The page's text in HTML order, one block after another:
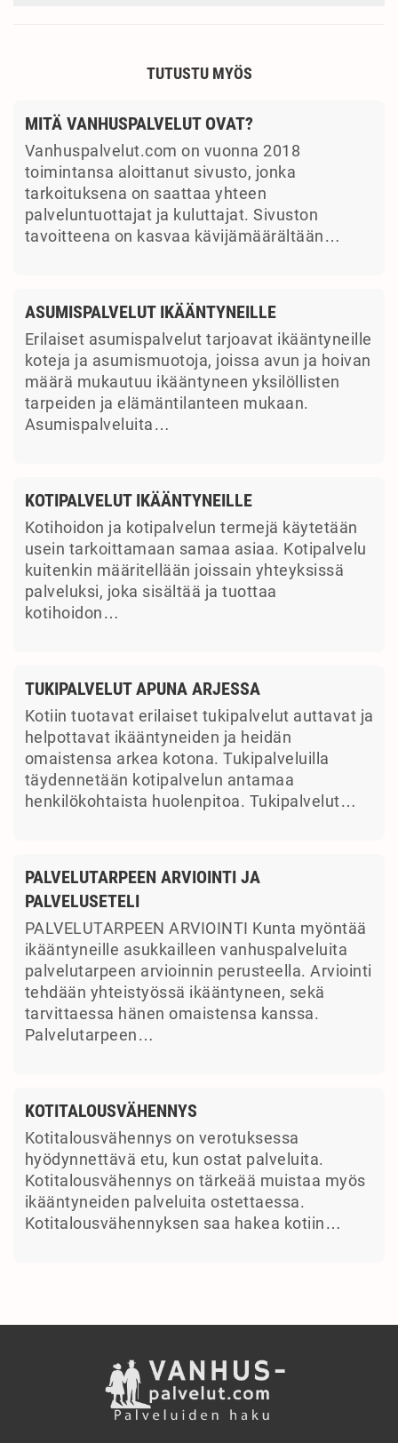
TUTUSTU MYÖS
MITÄ VANHUSPALVELUT OVAT?
Vanhuspalvelut.com on vuonna 2018
toimintansa aloittanut sivusto, jonka
tarkoituksena on saattaa yhteen
palveluntuottajat ja kuluttajat. Sivuston
tavoitteena on kasvaa kävijämäärältään…
ASUMISPALVELUT IKÄÄNTYNEILLE
Erilaiset asumispalvelut tarjoavat ikääntyneille
koteja ja asumismuotoja, joissa avun ja hoivan
määrä mukautuu ikääntyneen yksilöllisten
tarpeiden ja elämäntilanteen mukaan.
Asumispalveluita…
KOTIPALVELUT IKÄÄNTYNEILLE
Kotihoidon ja kotipalvelun termejä käytetään
usein tarkoittamaan samaa asiaa. Kotipalvelu
kuitenkin määritellään joissain yhteyksissä
palveluksi, joka sisältää ja tuottaa
kotihoidon…
TUKIPALVELUT APUNA ARJESSA
Kotiin tuotavat erilaiset tukipalvelut auttavat ja
helpottavat ikääntyneiden ja heidän
omaistensa arkea kotona. Tukipalveluilla
täydennetään kotipalvelun antamaa
henkilökohtaista huolenpitoa. Tukipalvelut…
PALVELUTARPEEN ARVIOINTI JA
PALVELUSETELI
PALVELUTARPEEN ARVIOINTI Kunta myöntää
ikääntyneille asukkailleen vanhuspalveluita
palvelutarpeen arvioinnin perusteella. Arviointi
tehdään yhteistyössä ikääntyneen, sekä
tarvittaessa hänen omaistensa kanssa.
Palvelutarpeen…
KOTITALOUSVÄHENNYS
Kotitalousvähennys on verotuksessa
hyödynnettävä etu, kun ostat palveluita.
Kotitalousvähennys on tärkeää muistaa myös
ikääntyneiden palveluita ostettaessa.
Kotitalousvähennyksen saa hakea kotiin…